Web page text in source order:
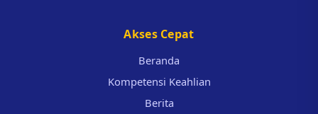
Akses Cepat
Beranda
Kompetensi Keahlian
Berita